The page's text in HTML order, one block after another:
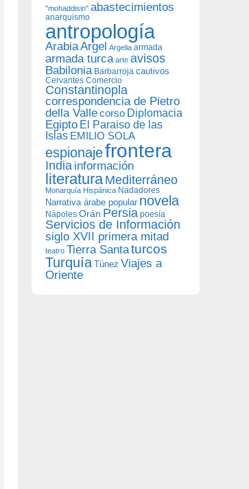
"mohaddisin" abastecimientos
anarquismo
antropología
ArabiaArgel Argelia armada
armada turca arte avisos
Babilonia Barbarroja cautivos
Cervantes Comercio
Constantinopla
correspondencia de Pietro
della Vallecorso Diplomacia
Egipto El Paraiso de las
Islas EMILIO SOLA
espionajefrontera
India información
literatura Mediterráneo
Monarquía Hispánica Nadadores
Narrativa árabe popular novela
Nápoles Orán Persia poesía
Servicios de Información
siglo XVII primera mitad
teatro Tierra Santaturcos
Turquía Túnez Viajes a
Oriente